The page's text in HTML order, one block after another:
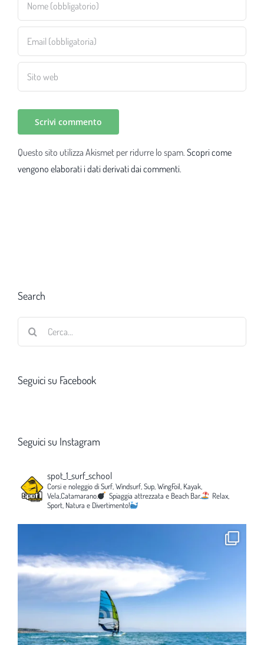
Questo sito utilizza Akismet per ridurre lo spam. Scopri come
vengono elaborati i dati derivati dai commenti.
Search
Seguici su Facebook
Seguici su Instagram
spot_1_surf_school
Corsi e noleggio di Surf, Windsurf, Sup, WingFoil, Kayak,
Vela,Catamarano.
Spiaggia attrezzata e Beach Bar.
Relax,
Sport, Natura e Divertimento!